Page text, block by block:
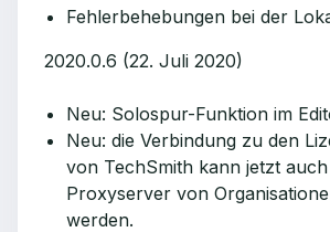
Fehlerbehebungen bei der
2020.0.6 (22. Juli 2020)
Neu: Solospur-Funktion im
Neu: die Verbindung zu den
von TechSmith kann jetzt
Proxyserver von
werden.